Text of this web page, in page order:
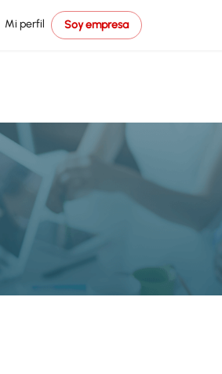
Mi perfil Soy empresa